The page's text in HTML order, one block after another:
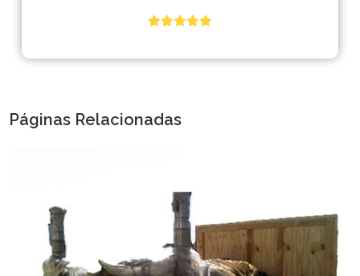
Páginas Relacionadas